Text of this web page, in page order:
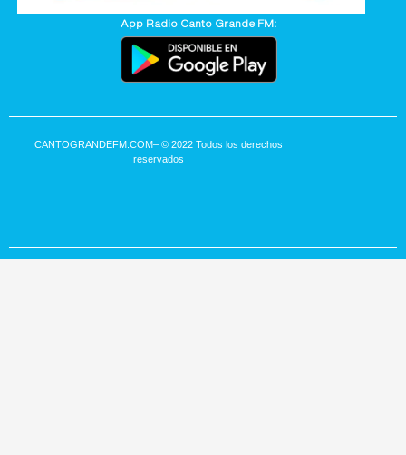
App Radio Canto Grande FM:
CANTOGRANDEFM.COM– © 2022 Todos los derechos
reservados